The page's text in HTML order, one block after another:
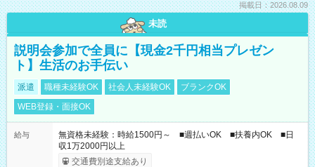
掲載日：2026.08.09
未読
説明会参加で全員に【現金2千円相当プレゼン
ト】生活のお手伝い
派遣 職種未経験OK 社会人未経験OK
ブランクOK
WEB登録・面接OK
給与
無資格未経験：時給1500円～ ■週払いOK ■扶養内OK ■日
収1万2000円以上
交通費別途支給あり